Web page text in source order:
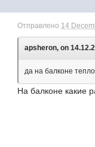
Отправлено 14
apsheron, on
да на балконе
На балконе какие